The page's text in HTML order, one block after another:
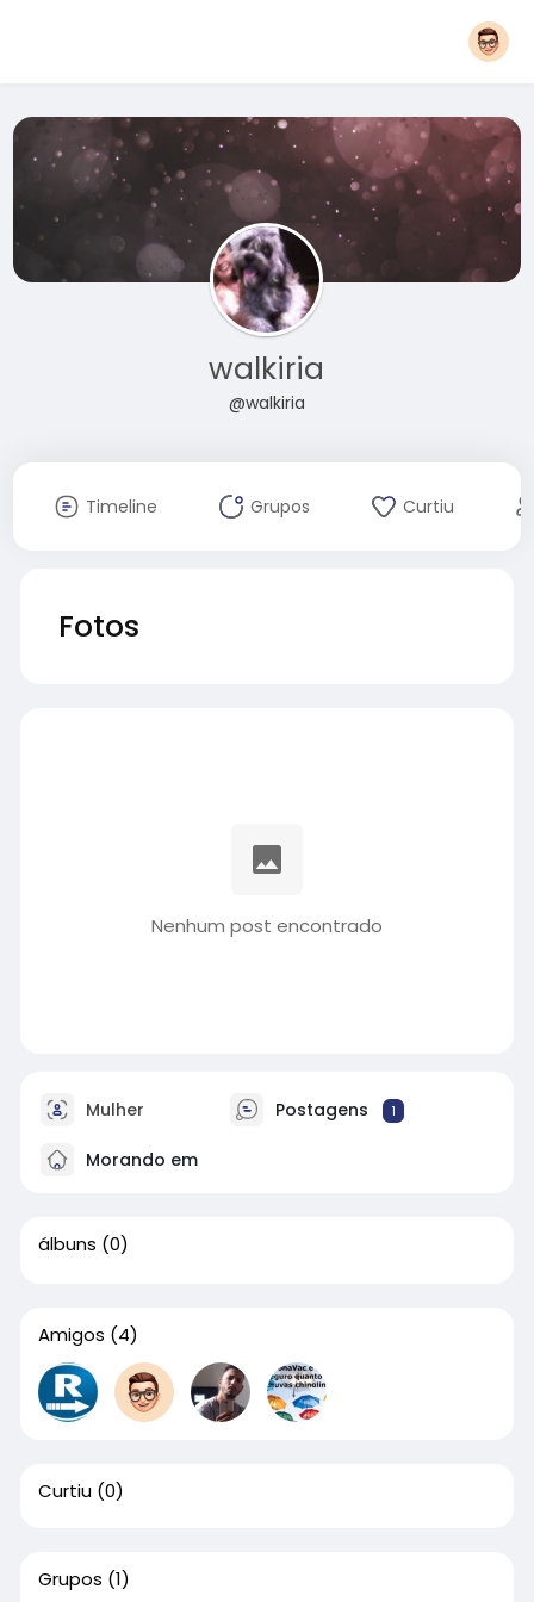
walkiria
@walkiria
Timeline Grupos Curtiu
Fotos
Nenhum post encontrado
Mulher Postagens 1
Morando em
álbuns (0)
Amigos (4)
Curtiu (0)
Grupos (1)